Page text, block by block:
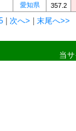
愛知県 357.2
次へ> 末尾へ>>
当